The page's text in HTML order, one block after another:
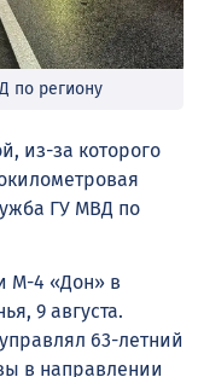
по региону
из-за которого
ГУ МВД по
М-4 «Дон» в
9 августа.
63-летний
в направлении